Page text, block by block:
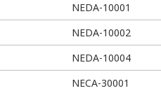
NEDA-10001
NEDA-10002
NEDA-10004
NECA-30001